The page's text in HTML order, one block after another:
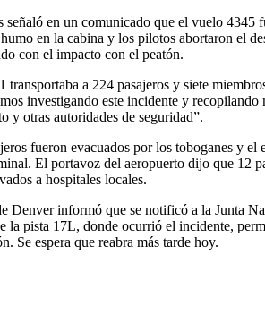
señaló en un comunicado que el vuelo 4345
en la cabina y los pilotos abortaron el
con el impacto con el peatón.
transportaba a 224 pasajeros y siete
investigando este incidente y
y otras autoridades de seguridad”.
fueron evacuados por los toboganes y el
El portavoz del aeropuerto dijo que 12
a hospitales locales.
Denver informó que se notificó a la Junta
la pista 17L, donde ocurrió el incidente,
Se espera que reabra más tarde hoy.